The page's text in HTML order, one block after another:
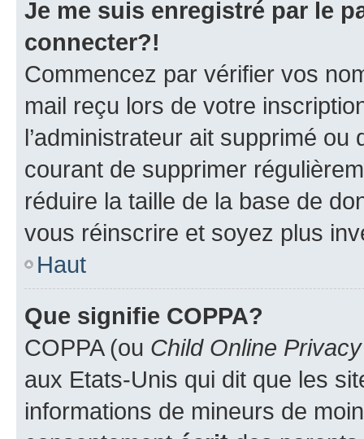
Je me suis enregistré par le
connecter?!
Commencez par vérifier vos
mail reçu lors de votre
l’administrateur ait supprimé
courant de supprimer
réduire la taille de la base de
vous réinscrire et soyez plus
Haut
Que signifie COPPA?
COPPA (ou Child Online
aux Etats-Unis qui dit que les
informations de mineurs de